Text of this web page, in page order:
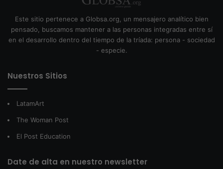
Este sitio pertenece a Globsa.org, un mensajero analítico bien
pensado, buscamos mantener a las personas integradas entre sí
en el desarrollo dentro del tiempo de la tríada: persona - sociedad
- especie.
Nuestros Sitios
LatamArt
The Woman Post
El Post Education
Date de alta en nuestro newsletter